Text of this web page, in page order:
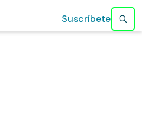
Suscríbete